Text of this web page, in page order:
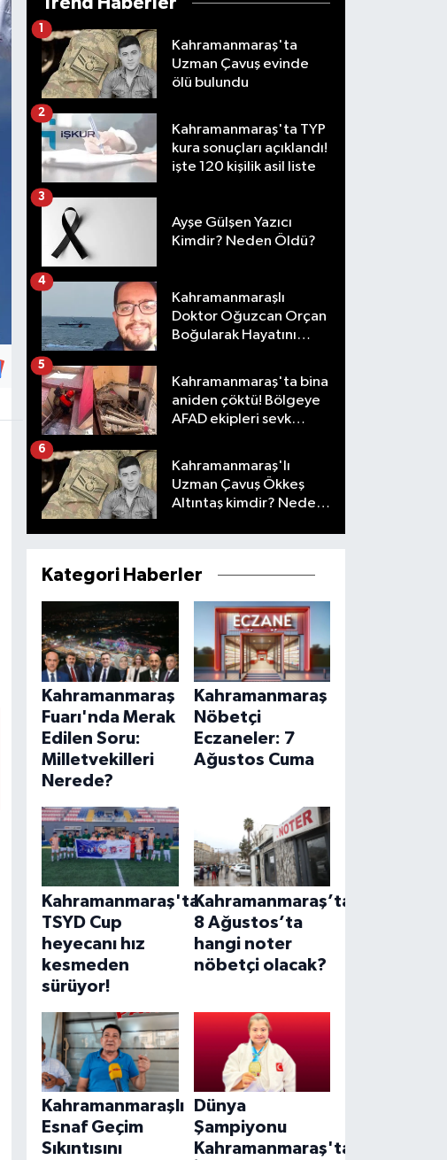
Kahramanmaraş'ta
Uzman Çavuş evinde
ölü bulundu
1
Kahramanmaraş'ta TYP
kura sonuçları açıklandı!
işte 120 kişilik asil liste
2
Ayşe Gülşen Yazıcı
Kimdir? Neden Öldü?
3
Kahramanmaraşlı
Doktor Oğuzcan Orçan
Boğularak Hayatını
4
Kahramanmaraş'ta bina
aniden çöktü! Bölgeye
AFAD ekipleri sevk
5
Kahramanmaraş'lı
Uzman Çavuş Ökkeş
Altıntaş kimdir? Neden
6
Kategori Haberler
Kahramanmaraş
Fuarı'nda Merak
Edilen Soru:
Milletvekilleri
Nerede?
Kahramanmaraş
Nöbetçi
Eczaneler: 7
Ağustos Cuma
Kahramanmaraş'ta
TSYD Cup
heyecanı hız
kesmeden
sürüyor!
Kahramanmaraş’ta
8 Ağustos’ta
hangi noter
nöbetçi olacak?
Kahramanmaraşlı
Esnaf Geçim
Sıkıntısını
Dünya
Şampiyonu
Kahramanmaraş'tan!